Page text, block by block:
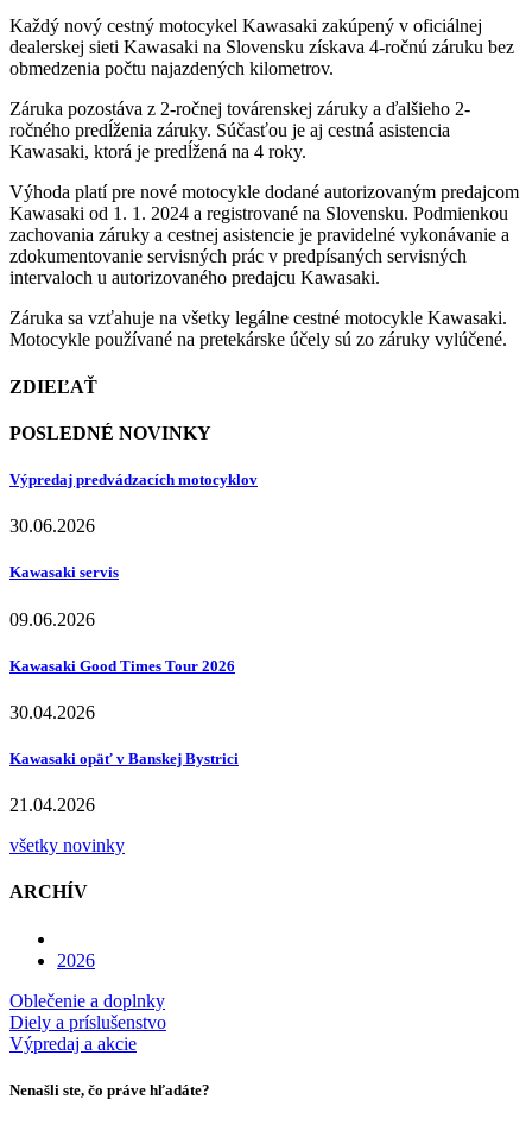
Každý nový cestný motocykel Kawasaki zakúpený v oficiálnej
dealerskej sieti Kawasaki na Slovensku získava 4-ročnú záruku bez
obmedzenia počtu najazdených kilometrov.
Záruka pozostáva z 2-ročnej továrenskej záruky a ďalšieho 2-
ročného predĺženia záruky. Súčasťou je aj cestná asistencia
Kawasaki, ktorá je predĺžená na 4 roky.
Výhoda platí pre nové motocykle dodané autorizovaným predajcom
Kawasaki od 1. 1. 2024 a registrované na Slovensku. Podmienkou
zachovania záruky a cestnej asistencie je pravidelné vykonávanie a
zdokumentovanie servisných prác v predpísaných servisných
intervaloch u autorizovaného predajcu Kawasaki.
Záruka sa vzťahuje na všetky legálne cestné motocykle Kawasaki.
Motocykle používané na pretekárske účely sú zo záruky vylúčené.
ZDIEĽAŤ
POSLEDNÉ NOVINKY
Výpredaj predvádzacích motocyklov
30.06.2026
Kawasaki servis
09.06.2026
Kawasaki Good Times Tour 2026
30.04.2026
Kawasaki opäť v Banskej Bystrici
21.04.2026
všetky novinky
ARCHÍV
2026
Oblečenie a doplnky
Diely a príslušenstvo
Výpredaj a akcie
Nenašli ste, čo práve hľadáte?